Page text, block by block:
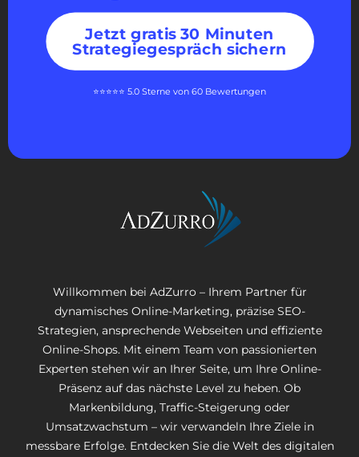
Jetzt gratis 30 Minuten
Strategiegespräch sichern
⭐⭐⭐⭐⭐ 5.0 Sterne von 60 Bewertungen
Willkommen bei AdZurro – Ihrem Partner für
dynamisches Online-Marketing, präzise SEO-
Strategien, ansprechende Webseiten und effiziente
Online-Shops. Mit einem Team von passionierten
Experten stehen wir an Ihrer Seite, um Ihre Online-
Präsenz auf das nächste Level zu heben. Ob
Markenbildung, Traffic-Steigerung oder
Umsatzwachstum – wir verwandeln Ihre Ziele in
messbare Erfolge. Entdecken Sie die Welt des digitalen